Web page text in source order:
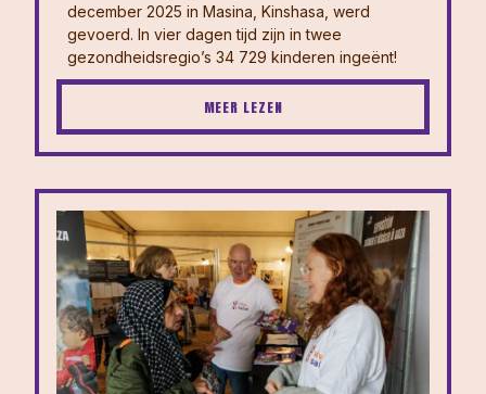
december 2025 in Masina, Kinshasa, werd
gevoerd. In vier dagen tijd zijn in twee
gezondheidsregio’s 34 729 kinderen ingeënt!
MEER LEZEN